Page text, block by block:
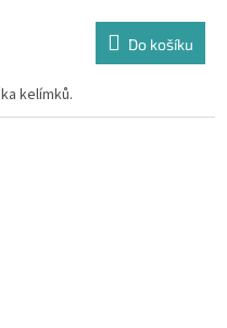
Do košíku
kelímků.